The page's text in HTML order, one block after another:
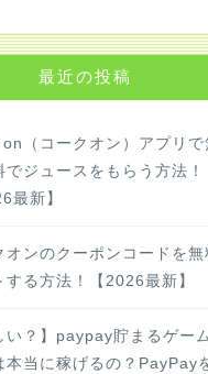
最近の投稿
（コークオン）アプリで
でジュースをもらう方法！
最新】
オンのクーポンコードを無
する方法！【2026最新】
い？】paypay貯まるゲー
本当に稼げるの？PayPay